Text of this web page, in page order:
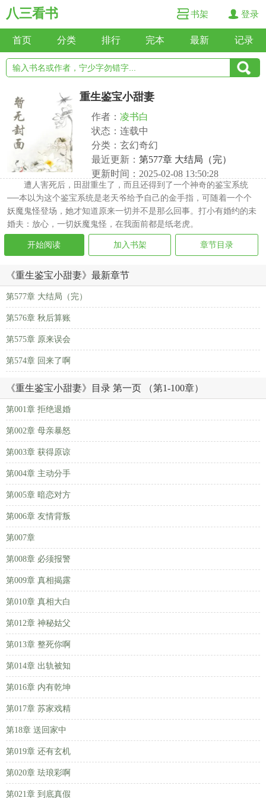
八三看书 书架 登录
首页 分类 排行 完本 最新 记录
重生鉴宝小甜妻
作者： 凌书白
状态：连载中
分类：玄幻奇幻
最近更新： 第577章 大结局（完）
更新时间：2025-02-08 13:50:28
遭人害死后，田甜重生了，而且还得到了一个神奇的鉴宝系统
──本以为这个鉴宝系统是老天爷给予自己的金手指，可随着一个个
妖魔鬼怪登场，她才知道原来一切并不是那么回事。打小有婚约的未
婚夫：放心，一切妖魔鬼怪，在我面前都是纸老虎。
开始阅读 加入书架 章节目录
《重生鉴宝小甜妻》最新章节
第577章 大结局（完）
第576章 秋后算账
第575章 原来误会
第574章 回来了啊
《重生鉴宝小甜妻》目录 第一页 （第1-100章）
第001章 拒绝退婚
第002章 母亲暴怒
第003章 获得原谅
第004章 主动分手
第005章 暗恋对方
第006章 友情背叛
第007章
第008章 必须报警
第009章 真相揭露
第010章 真相大白
第012章 神秘姑父
第013章 整死你啊
第014章 出轨被知
第016章 内有乾坤
第017章 苏家戏精
第18章 送回家中
第019章 还有玄机
第020章 珐琅彩啊
第021章 到底真假